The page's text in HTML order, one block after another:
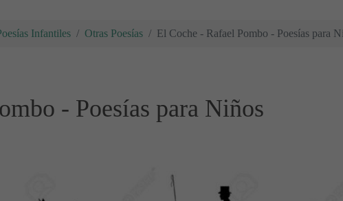
Infantiles Otras Poesías El Coche - Rafael Pombo - Poesías para
- Poesías para Niños